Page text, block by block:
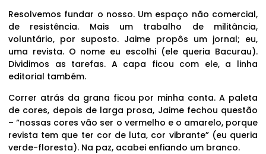
Resolvemos fundar o nosso. Um espaço não comercial,
de resistência. Mais um trabalho de militância,
voluntário, por suposto. Jaime propôs um jornal; eu,
uma revista. O nome eu escolhi (ele queria Bacurau).
Dividimos as tarefas. A capa ficou com ele, a linha
editorial também.
Correr atrás da grana ficou por minha conta. A paleta
de cores, depois de larga prosa, Jaime fechou questão
– “nossas cores vão ser o vermelho e o amarelo, porque
revista tem que ter cor de luta, cor vibrante” (eu queria
verde-floresta). Na paz, acabei enfiando um branco.